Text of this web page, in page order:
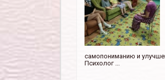
самопониманию и
Психолог ...